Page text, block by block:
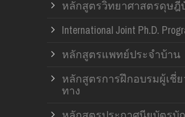
หลักสูตรวิทยาศาสตรดุษ
International Joint Ph.D.
หลักสูตรแพทย์ประจำบ้าน
หลักสูตรการฝึกอบรมผู้เชี่
ทาง